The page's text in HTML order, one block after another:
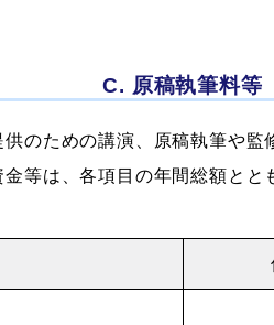
C. 原稿執筆料等
のための講演、原稿執筆や
等は、各項目の年間総額とと